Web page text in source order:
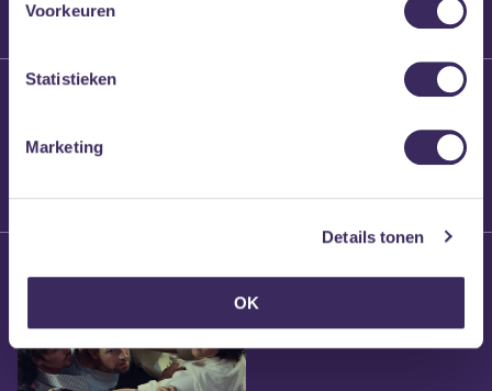
Voorkeuren
Statistieken
Marketing
Details tonen
OK
Brennt Vanneste
Willem’s Blog: Ão